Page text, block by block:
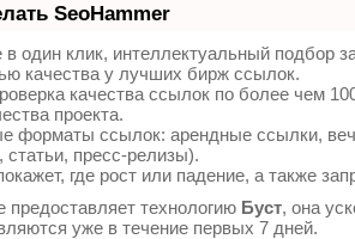
SeoHammer
один клик, интеллектуальный подбор
качества у лучших бирж ссылок.
качества ссылок по более чем
проекта.
форматы ссылок: арендные ссылки,
пресс-релизы).
где рост или падение, а также
технологию Буст, она
уже в течение первых 7 дней.